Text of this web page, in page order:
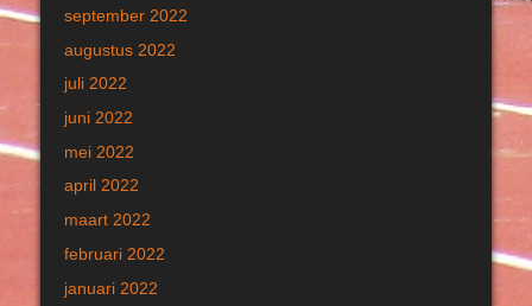
september 2022
augustus 2022
juli 2022
juni 2022
mei 2022
april 2022
maart 2022
februari 2022
januari 2022